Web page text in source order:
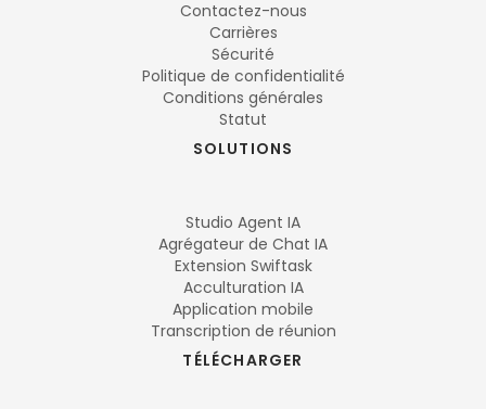
Contactez-nous
Carrières
Sécurité
Politique de confidentialité
Conditions générales
Statut
SOLUTIONS
Studio Agent IA
Agrégateur de Chat IA
Extension Swiftask
Acculturation IA
Application mobile
Transcription de réunion
TÉLÉCHARGER